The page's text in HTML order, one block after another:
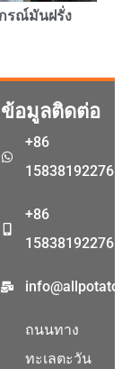
รณ์มันฝรั่ง
ข้อมูลติดต่อ
+86
15838192276
+86
15838192276
ถนนทาง
ทะเลตะวัน